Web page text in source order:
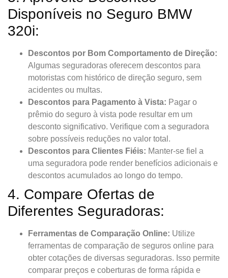
Disponíveis no Seguro BMW
320i:
Descontos por Bom Comportamento de Direção:
Algumas seguradoras oferecem descontos para
motoristas com histórico de direção seguro, sem
acidentes ou multas.
Descontos para Pagamento à Vista: Pagar o
prêmio do seguro à vista pode resultar em um
desconto significativo. Verifique com a seguradora
sobre possíveis reduções no valor total.
Descontos para Clientes Fiéis: Manter-se fiel a
uma seguradora pode render benefícios adicionais e
descontos acumulados ao longo do tempo.
4. Compare Ofertas de
Diferentes Seguradoras:
Ferramentas de Comparação Online: Utilize
ferramentas de comparação de seguros online para
obter cotações de diversas seguradoras. Isso permite
comparar preços e coberturas de forma rápida e